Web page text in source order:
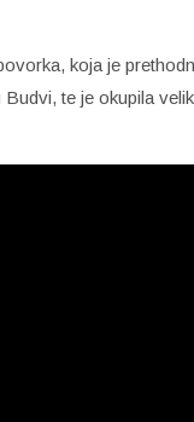
koja je
te je okupila